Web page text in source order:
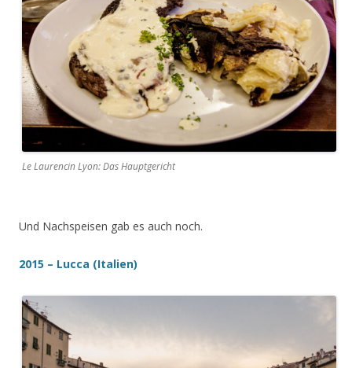
Le Laurencin Lyon: Das Hauptgericht
Und Nachspeisen gab es auch noch.
2015 – Lucca (Italien)